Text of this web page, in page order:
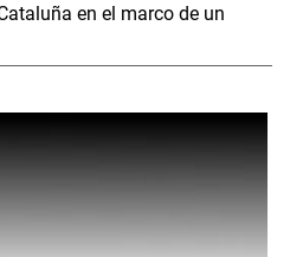
en el marco de un